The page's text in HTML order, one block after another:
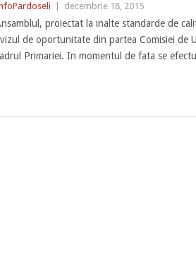
decembrie 18, 2015
proiectat la inalte standarde de
de oportunitate din partea Comisiei de
Primariei. In momentul de fata se